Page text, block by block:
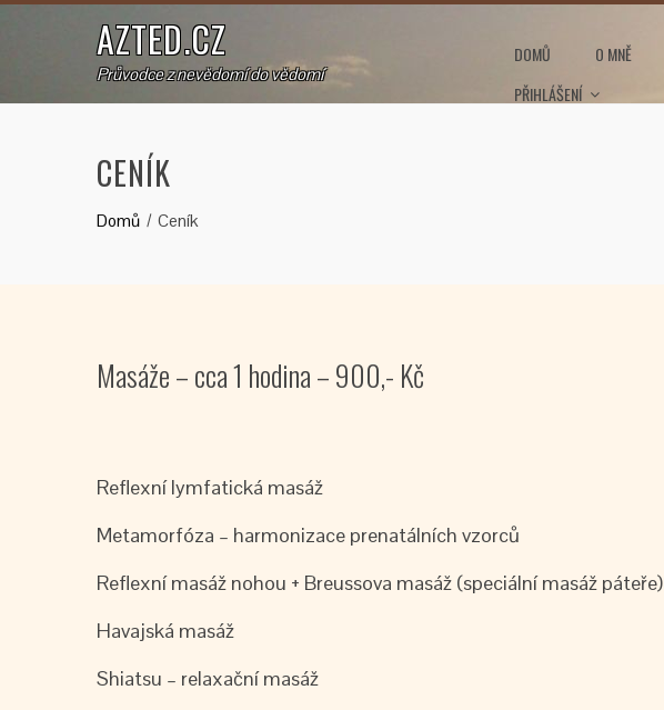
AZTED.CZ
Průvodce z nevědomí do vědomí
DOMŮ O MNĚ
PŘIHLÁŠENÍ
CENÍK
Domů Ceník
Masáže – cca 1 hodina – 900,- Kč
Reflexní lymfatická masáž
Metamorfóza – harmonizace prenatálních vzorců
Reflexní masáž nohou + Breussova masáž (speciální masáž páteře)
Havajská masáž
Shiatsu – relaxační masáž